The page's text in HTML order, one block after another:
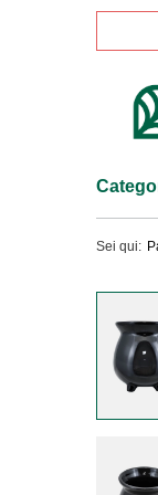
Sei qui: